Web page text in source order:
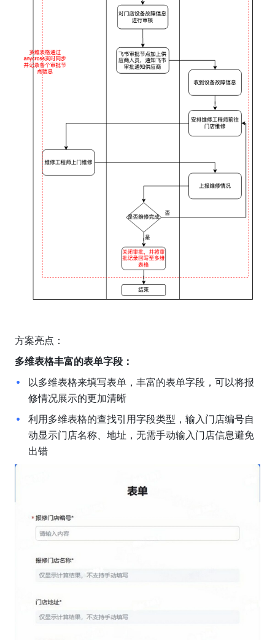
方案亮点：
多维表格丰富的表单字段：
以多维表格来填写表单，丰富的表单字段，可以将报
修情况展示的更加清晰
利用多维表格的查找引用字段类型，输入门店编号自
动显示门店名称、地址，无需手动输入门店信息避免
出错